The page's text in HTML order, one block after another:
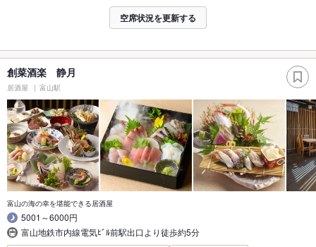
空席状況を更新する
創菜酒楽 静月
居酒屋 富山駅
富山の海の幸を堪能できる居酒屋
5001～6000円
富山地鉄市内線電気ﾋﾞﾙ前駅出口より徒歩約5分